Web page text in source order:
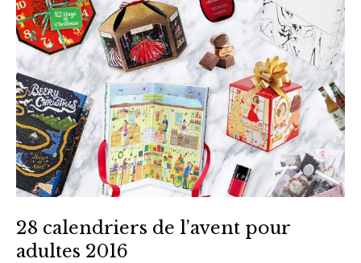
28 calendriers de l’avent pour
adultes 2016